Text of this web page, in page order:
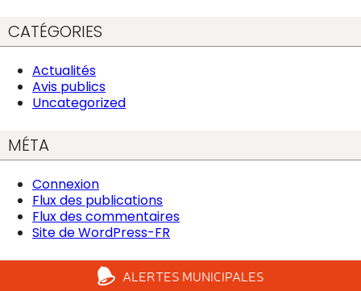
CATÉGORIES
Actualités
Avis publics
Uncategorized
MÉTA
Connexion
Flux des publications
Flux des commentaires
Site de WordPress-FR
ALERTES MUNICIPALES